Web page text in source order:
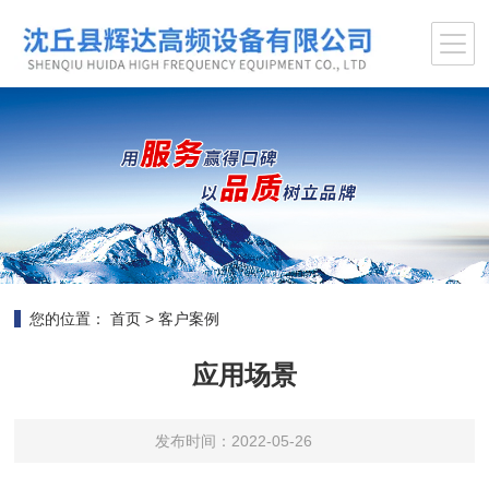
您的位置： 首页 >客户案例
应用场景
发布时间：2022-05-26